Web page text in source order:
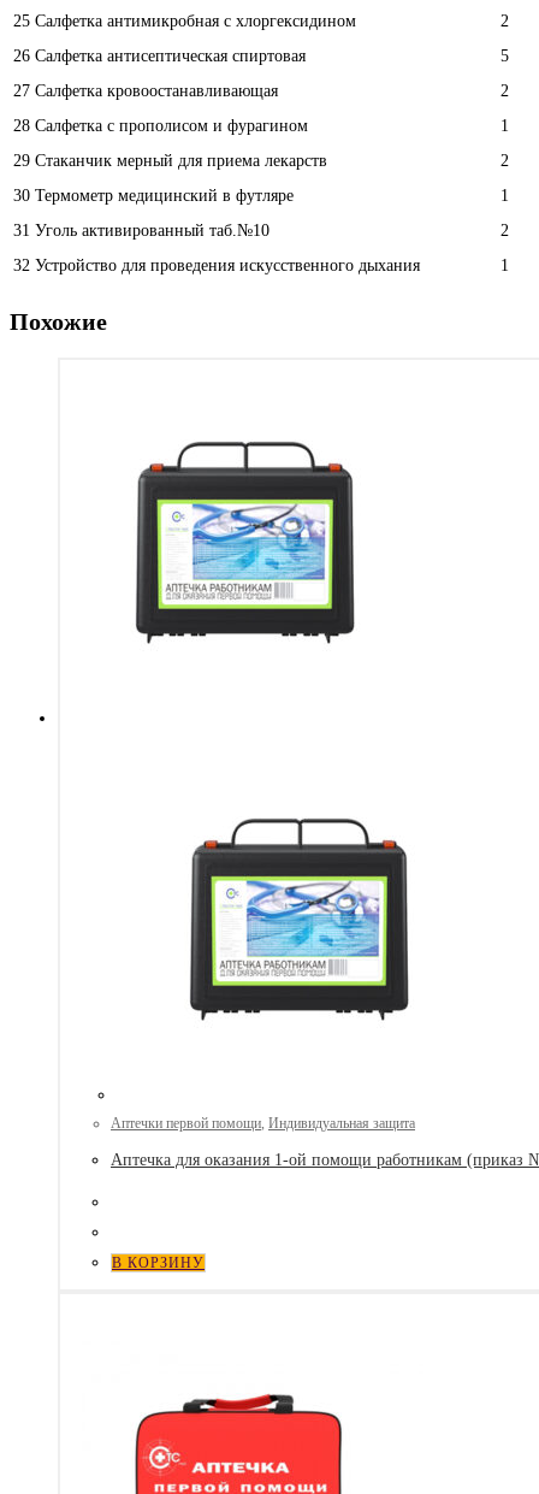
25 Салфетка антимикробная с хлоргексидином
2
26 Салфетка антисептическая спиртовая
5
27 Салфетка кровоостанавливающая
2
28 Салфетка с прополисом и фурагином
1
29 Стаканчик мерный для приема лекарств
2
30 Термометр медицинский в футляре
1
31 Уголь активированный таб.№10
2
32 Устройство для проведения искусственного дыхания 1
Похожие
Аптечки первой помощи, Индивидуальная защита
Аптечка для оказания 1-ой помощи работникам (приказ
В КОРЗИНУ